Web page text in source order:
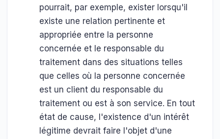
pourrait, par exemple, exister lorsqu'il
existe une relation pertinente et
appropriée entre la personne
concernée et le responsable du
traitement dans des situations telles
que celles où la personne concernée
est un client du responsable du
traitement ou est à son service. En tout
état de cause, l'existence d'un intérêt
légitime devrait faire l'objet d'une